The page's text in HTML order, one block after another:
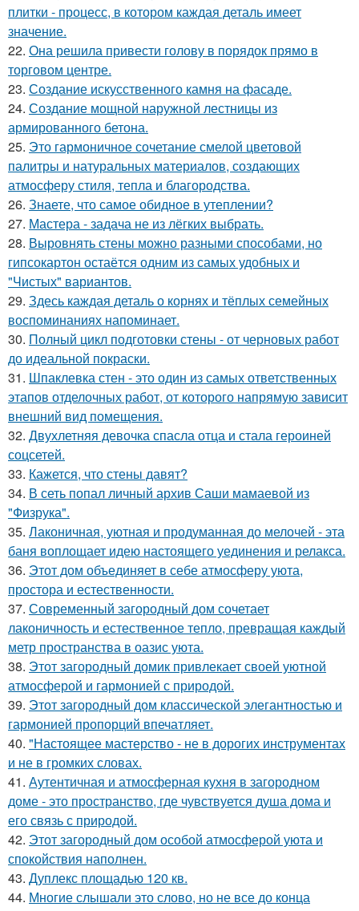
плитки - процесс, в котором каждая деталь имеет
значение.
22. Она решила привести голову в порядок прямо в
торговом центре.
23. Создание искусственного камня на фасаде.
24. Создание мощной наружной лестницы из
армированного бетона.
25. Это гармоничное сочетание смелой цветовой
палитры и натуральных материалов, создающих
атмосферу стиля, тепла и благородства.
26. Знаете, что самое обидное в утеплении?
27. Мастера - задача не из лёгких выбрать.
28. Выровнять стены можно разными способами, но
гипсокартон остаётся одним из самых удобных и
"Чистых" вариантов.
29. Здесь каждая деталь о корнях и тёплых семейных
воспоминаниях напоминает.
30. Полный цикл подготовки стены - от черновых работ
до идеальной покраски.
31. Шпаклевка стен - это один из самых ответственных
этапов отделочных работ, от которого напрямую зависит
внешний вид помещения.
32. Двухлетняя девочка спасла отца и стала героиней
соцсетей.
33. Кажется, что стены давят?
34. В сеть попал личный архив Саши мамаевой из
"Физрука".
35. Лаконичная, уютная и продуманная до мелочей - эта
баня воплощает идею настоящего уединения и релакса.
36. Этот дом объединяет в себе атмосферу уюта,
простора и естественности.
37. Современный загородный дом сочетает
лаконичность и естественное тепло, превращая каждый
метр пространства в оазис уюта.
38. Этот загородный домик привлекает своей уютной
атмосферой и гармонией с природой.
39. Этот загородный дом классической элегантностью и
гармонией пропорций впечатляет.
40. "Настоящее мастерство - не в дорогих инструментах
и не в громких словах.
41. Аутентичная и атмосферная кухня в загородном
доме - это пространство, где чувствуется душа дома и
его связь с природой.
42. Этот загородный дом особой атмосферой уюта и
спокойствия наполнен.
43. Дуплекс площадью 120 кв.
44. Многие слышали это слово, но не все до конца